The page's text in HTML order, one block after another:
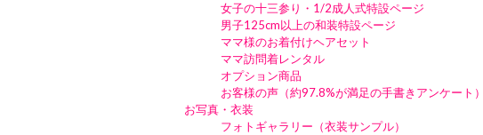
女子の十三参り・1/2成人式特設ページ
男子125cm以上の和装特設ページ
ママ様のお着付けヘアセット
ママ訪問着レンタル
オプション商品
お客様の声（約97.8%が満足の手書きアンケート）
お写真・衣装
フォトギャラリー（衣装サンプル）